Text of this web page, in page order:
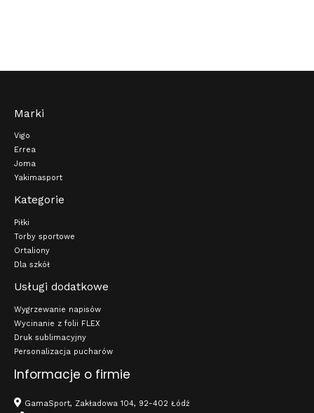
Marki
Vigo
Errea
Joma
Yakimasport
Kategorie
Piłki
Torby sportowe
Ortaliony
Dla szkół
Usługi dodatkowe
Wygrzewanie napisów
Wycinanie z folii FLEX
Druk sublimacyjny
Personalizacja pucharów
Informacje o firmie
GamaSport, Zakładowa 104, 92-402 Łódź